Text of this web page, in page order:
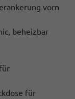
vorn
beheizbar
für